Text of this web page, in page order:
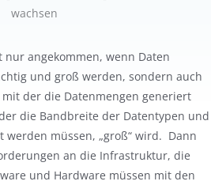
wachsen
nur angekommen, wenn Daten
und groß werden, sondern auch
der die Datenmengen generiert
die Bandbreite der Datentypen und
müssen, „groß“ wird. Dann
an die Infrastruktur, die
und Hardware müssen mit den